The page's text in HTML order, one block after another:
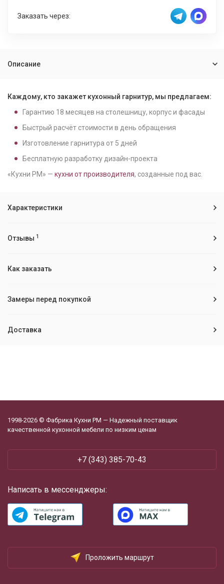
Заказать через:
Описание
Каждому, кто закажет кухонный гарнитур, мы предлагаем:
Гарантию 18 месяцев на столешницу, корпус и фасады
Быстрый расчёт стоимости в день обращения
Изготовление гарнитура от 5 дней
Бесплатную разработку дизайн-проекта
«Кухни РМ» — кухни от производителя, созданные под вас.
Характеристики
Отзывы 1
Как заказать
Замеры перед покупкой
Доставка
1998-2026 © Фабрика Кухни РМ — Надежный поставщик
качественной кухонной мебели по низким ценам
‪+7 (343) 385-70-43
Написать в мессенджеры:
Проложить маршрут